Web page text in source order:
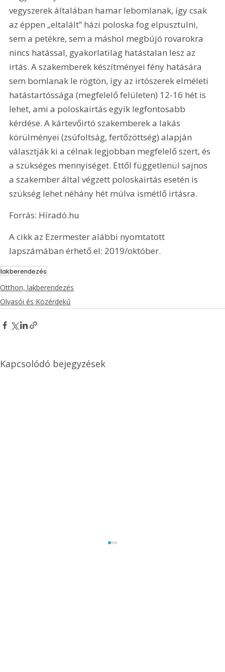
vegyszerek általában hamar lebomlanak, így csak
az éppen „eltalált” házi poloska fog elpusztulni,
sem a petékre, sem a máshol megbújó rovarokra
nincs hatással, gyakorlatilag hatástalan lesz az
irtás. A szakemberek készítményei fény hatására
sem bomlanak le rögtön, így az irtószerek elméleti
hatástartóssága (megfelelő felületen) 12-16 hét is
lehet, ami a poloskairtás egyik legfontosabb
kérdése. A kártevőirtó szakemberek a lakás
körülményei (zsúfoltság, fertőzöttség) alapján
választják ki a célnak legjobban megfelelő szert, és
a szükséges mennyiséget. Ettől függetlenül sajnos
a szakember által végzett poloskairtás esetén is
szükség lehet néhány hét múlva ismétlő irtásra.
Forrás: Híradó.hu
A cikk az Ezermester alábbi nyomtatott
lapszámában érhető el: 2019/október.
lakberendezés
Otthon, lakberendezés
Olvasói és Közérdekű
Kapcsolódó bejegyzések